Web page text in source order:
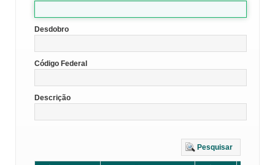
Desdobro
Código Federal
Descrição
Pesquisar